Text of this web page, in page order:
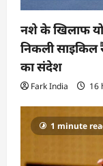
नशे के खिलाफ
निकली साइकिल
का संदेश
Fark India 16
1 minute